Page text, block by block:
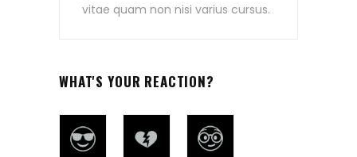
vitae quam non nisi varius cursus.
WHAT'S YOUR REACTION?